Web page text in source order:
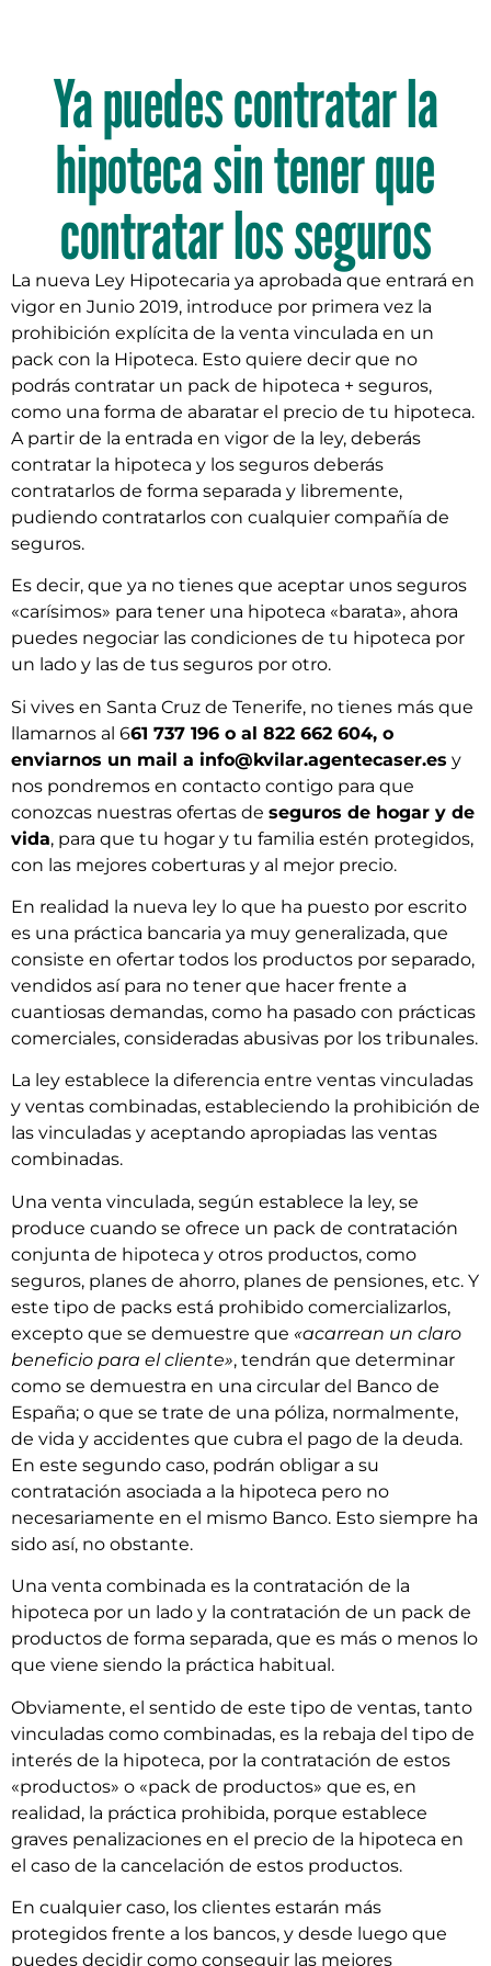
Ya puedes contratar la
hipoteca sin tener que
contratar los seguros
La nueva Ley Hipotecaria ya aprobada que entrará en
vigor en Junio 2019, introduce por primera vez la
prohibición explícita de la venta vinculada en un
pack con la Hipoteca. Esto quiere decir que no
podrás contratar un pack de hipoteca + seguros,
como una forma de abaratar el precio de tu hipoteca.
A partir de la entrada en vigor de la ley, deberás
contratar la hipoteca y los seguros deberás
contratarlos de forma separada y libremente,
pudiendo contratarlos con cualquier compañía de
seguros.
Es decir, que ya no tienes que aceptar unos seguros
«carísimos» para tener una hipoteca «barata», ahora
puedes negociar las condiciones de tu hipoteca por
un lado y las de tus seguros por otro.
Si vives en Santa Cruz de Tenerife, no tienes más que
llamarnos al 661 737 196 o al 822 662 604, o
enviarnos un mail a info@kvilar.agentecaser.es y
nos pondremos en contacto contigo para que
conozcas nuestras ofertas de seguros de hogar y de
vida, para que tu hogar y tu familia estén protegidos,
con las mejores coberturas y al mejor precio.
En realidad la nueva ley lo que ha puesto por escrito
es una práctica bancaria ya muy generalizada, que
consiste en ofertar todos los productos por separado,
vendidos así para no tener que hacer frente a
cuantiosas demandas, como ha pasado con prácticas
comerciales, consideradas abusivas por los tribunales.
La ley establece la diferencia entre ventas vinculadas
y ventas combinadas, estableciendo la prohibición de
las vinculadas y aceptando apropiadas las ventas
combinadas.
Una venta vinculada, según establece la ley, se
produce cuando se ofrece un pack de contratación
conjunta de hipoteca y otros productos, como
seguros, planes de ahorro, planes de pensiones, etc. Y
este tipo de packs está prohibido comercializarlos,
excepto que se demuestre que «acarrean un claro
beneficio para el cliente», tendrán que determinar
como se demuestra en una circular del Banco de
España; o que se trate de una póliza, normalmente,
de vida y accidentes que cubra el pago de la deuda.
En este segundo caso, podrán obligar a su
contratación asociada a la hipoteca pero no
necesariamente en el mismo Banco. Esto siempre ha
sido así, no obstante.
Una venta combinada es la contratación de la
hipoteca por un lado y la contratación de un pack de
productos de forma separada, que es más o menos lo
que viene siendo la práctica habitual.
Obviamente, el sentido de este tipo de ventas, tanto
vinculadas como combinadas, es la rebaja del tipo de
interés de la hipoteca, por la contratación de estos
«productos» o «pack de productos» que es, en
realidad, la práctica prohibida, porque establece
graves penalizaciones en el precio de la hipoteca en
el caso de la cancelación de estos productos.
En cualquier caso, los clientes estarán más
protegidos frente a los bancos, y desde luego que
puedes decidir como conseguir las mejores